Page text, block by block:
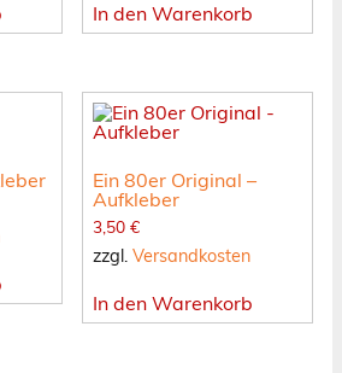
In den Warenkorb
Ein 80er Original –
Aufkleber
3,50 €
zzgl. Versandkosten
In den Warenkorb